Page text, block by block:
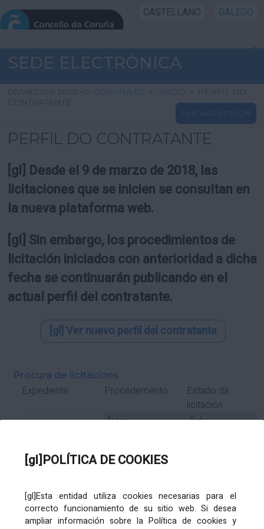
[gl]POLÍTICA DE COOKIES
[gl]Esta entidad utiliza cookies necesarias para el
correcto funcionamiento de su sitio web. Si desea
ampliar información sobre la Política de cookies y
CASTELLANO GALEGO
INICIO SEDE
INICIO
INFORMACIÓN PÚBLICA
UTILIDADES
SEDE ELECTRÓNICA
06/08/2026 20:53:45 CORUNA.ES > INICIO > PERFIL DO
CONTRATANTE
INICIAR SESIÓN
PERFIL DO CONTRATANTE
[gl] Desde el 9 de marzo de 2018, las
licitaciones que se inicien se consultan en
la nueva plataforma web.
[gl] Sin embargo, los procedimientos de
licitación iniciados con anterioridad a dicha
fecha se continuarán publicando en el
actual perfil del contratante.
[gl] Ver nuevo perfil del contratante
Procura de licitacións
Expediente Procedemento
Estado da
licitación
Subcontrato Tramitación
Órgano de contratación Título